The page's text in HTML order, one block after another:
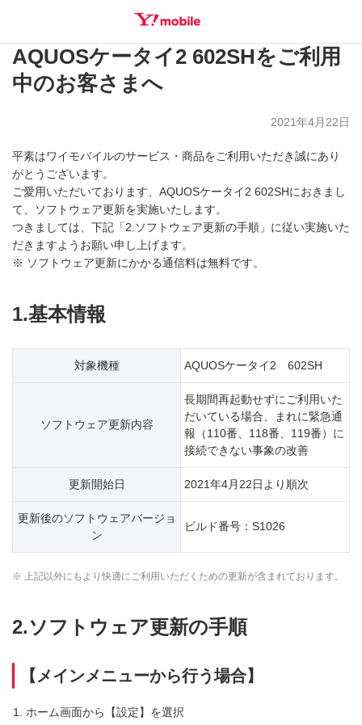
SEARCH
AQUOSケータイ2 602SHをご利用
中のお客さまへ
2021年4月22日
平素はワイモバイルのサービス・商品をご利用いただき誠にあり
がとうございます。
ご愛用いただいております、AQUOSケータイ2 602SHにおきまし
て、ソフトウェア更新を実施いたします。
つきましては、下記「2.ソフトウェア更新の手順」に従い実施いた
だきますようお願い申し上げます。
※ ソフトウェア更新にかかる通信料は無料です。
1.基本情報
対象機種 AQUOSケータイ2 602SH
ソフトウェア更新内容
長期間再起動せずにご利用いた
だいている場合、まれに緊急通
報（110番、118番、119番）に
接続できない事象の改善
更新開始日 2021年4月22日より順次
更新後のソフトウェアバージョ
ン
ビルド番号：S1026
※ 上記以外にもより快適にご利用いただくための更新が含まれております。
2.ソフトウェア更新の手順
【メインメニューから行う場合】
ホーム画面から【設定】を選択